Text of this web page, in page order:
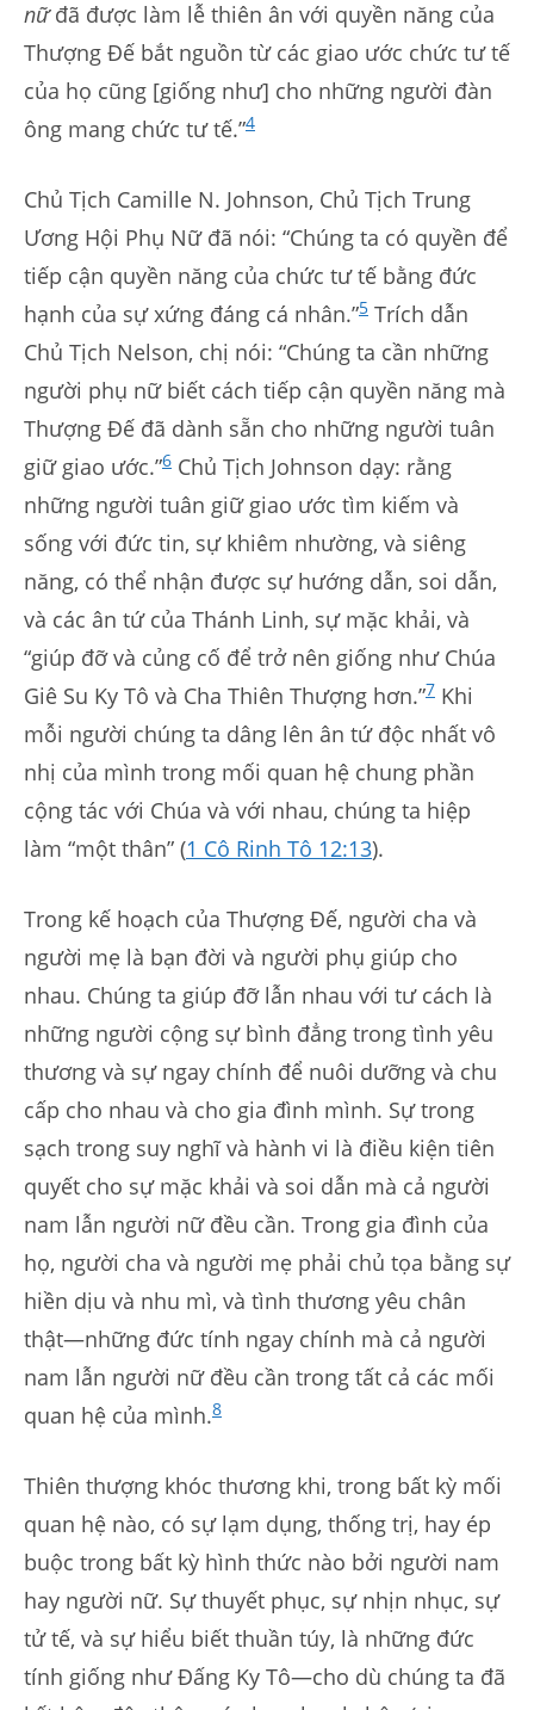
nữđã được làm lễ thiên ân với quyền năng của
Thượng Đế bắt nguồn từ các giao ước chức tư tế
của họ cũng [giống như] cho những người đàn
ông mang chức tư tế.”4
Chủ Tịch Camille N. Johnson, Chủ Tịch Trung
Ương Hội Phụ Nữ đã nói: “Chúng ta có quyền để
tiếp cận quyền năng của chức tư tế bằng đức
hạnh của sự xứng đáng cá nhân.”5 Trích dẫn
Chủ Tịch Nelson, chị nói: “Chúng ta cần những
người phụ nữ biết cách tiếp cận quyền năng mà
Thượng Đế đã dành sẵn cho những người tuân
giữ giao ước.”6 Chủ Tịch Johnson dạy: rằng
những người tuân giữ giao ước tìm kiếm và
sống với đức tin, sự khiêm nhường, và siêng
năng, có thể nhận được sự hướng dẫn, soi dẫn,
và các ân tứ của Thánh Linh, sự mặc khải, và
“giúp đỡ và củng cố để trở nên giống như Chúa
Giê Su Ky Tô và Cha Thiên Thượng hơn.”7 Khi
mỗi người chúng ta dâng lên ân tứ độc nhất vô
nhị của mình trong mối quan hệ chung phần
cộng tác với Chúa và với nhau, chúng ta hiệp
làm “một thân” (1 Cô Rinh Tô 12:13).
Trong kế hoạch của Thượng Đế, người cha và
người mẹ là bạn đời và người phụ giúp cho
nhau. Chúng ta giúp đỡ lẫn nhau với tư cách là
những người cộng sự bình đẳng trong tình yêu
thương và sự ngay chính để nuôi dưỡng và chu
cấp cho nhau và cho gia đình mình. Sự trong
sạch trong suy nghĩ và hành vi là điều kiện tiên
quyết cho sự mặc khải và soi dẫn mà cả người
nam lẫn người nữ đều cần. Trong gia đình của
họ, người cha và người mẹ phải chủ tọa bằng sự
hiền dịu và nhu mì, và tình thương yêu chân
thật—những đức tính ngay chính mà cả người
nam lẫn người nữ đều cần trong tất cả các mối
quan hệ của mình.8
Thiên thượng khóc thương khi, trong bất kỳ mối
quan hệ nào, có sự lạm dụng, thống trị, hay ép
buộc trong bất kỳ hình thức nào bởi người nam
hay người nữ. Sự thuyết phục, sự nhịn nhục, sự
tử tế, và sự hiểu biết thuần túy, là những đức
tính giống như Đấng Ky Tô—cho dù chúng ta đã